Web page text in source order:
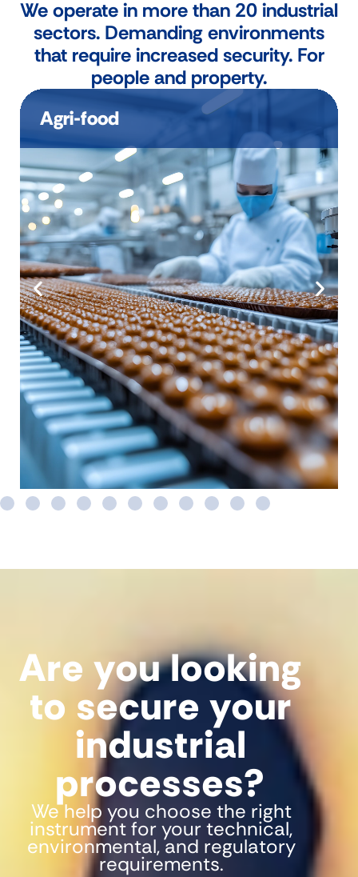
We operate in more than 20 industrial
sectors. Demanding environments
that require increased security. For
people and property.
Agri-food
Are you looking
to secure your
industrial
processes?
We help you choose the right
instrument for your technical,
environmental, and regulatory
requirements.